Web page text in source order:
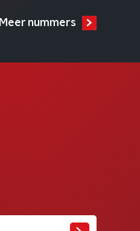
Meer nummers